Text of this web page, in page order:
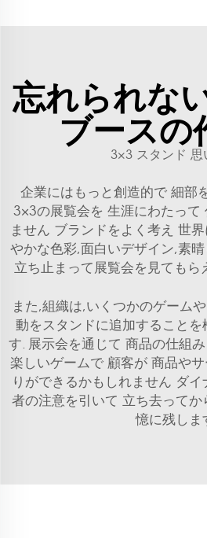
忘れられな
ブースの
3×3 スタンド 思
企業にはもっと創造的で 細部
3×3の展覧会を 生涯にわたって
ません ブランドをよく考え 世
やかな色彩,面白いデザイン,素
立ち止まって展覧会を見てもら
また,組織は,いくつかのゲーム
動をスタンドに追加することを
す. 展示会を通じて 商品の仕組
楽しいゲームで 顧客が 商品や
りができるかもしれません ダ
者の注意を引いて 立ち去って
憶に残しま